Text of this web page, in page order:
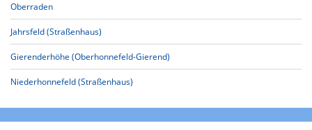
Oberraden
Jahrsfeld (Straßenhaus)
Gierenderhöhe (Oberhonnefeld-Gierend)
Niederhonnefeld (Straßenhaus)